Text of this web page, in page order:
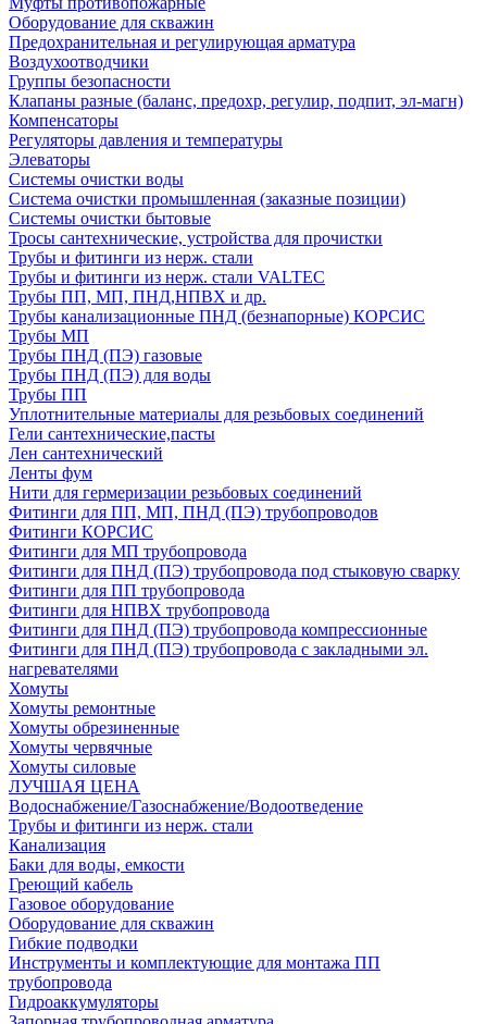
Оборудование для скважин
Предохранительная и регулирующая арматура
Воздухоотводчики
Группы безопасности
Клапаны разные (баланс, предохр, регулир, подпит, эл-магн)
Компенсаторы
Регуляторы давления и температуры
Элеваторы
Системы очистки воды
Система очистки промышленная (заказные позиции)
Системы очистки бытовые
Тросы сантехнические, устройства для прочистки
Трубы и фитинги из нерж. стали
Трубы и фитинги из нерж. стали VALTEC
Трубы ПП, МП, ПНД,НПВХ и др.
Трубы канализационные ПНД (безнапорные) КОРСИС
Трубы МП
Трубы ПНД (ПЭ) газовые
Трубы ПНД (ПЭ) для воды
Трубы ПП
Уплотнительные материалы для резьбовых соединений
Гели сантехнические,пасты
Лен сантехнический
Ленты фум
Нити для гермеризации резьбовых соединений
Фитинги для ПП, МП, ПНД (ПЭ) трубопроводов
Фитинги КОРСИС
Фитинги для МП трубопровода
Фитинги для ПНД (ПЭ) трубопровода под стыковую сварку
Фитинги для ПП трубопровода
Фитинги для НПВХ трубопровода
Фитинги для ПНД (ПЭ) трубопровода компрессионные
Фитинги для ПНД (ПЭ) трубопровода с закладными эл.
нагревателями
Хомуты
Хомуты ремонтные
Хомуты обрезиненные
Хомуты червячные
Хомуты силовые
ЛУЧШАЯ ЦЕНА
Водоснабжение/Газоснабжение/Водоотведение
Трубы и фитинги из нерж. стали
Канализация
Баки для воды, емкости
Греющий кабель
Газовое оборудование
Оборудование для скважин
Гибкие подводки
Инструменты и комплектующие для монтажа ПП
трубопровода
Гидроаккумуляторы